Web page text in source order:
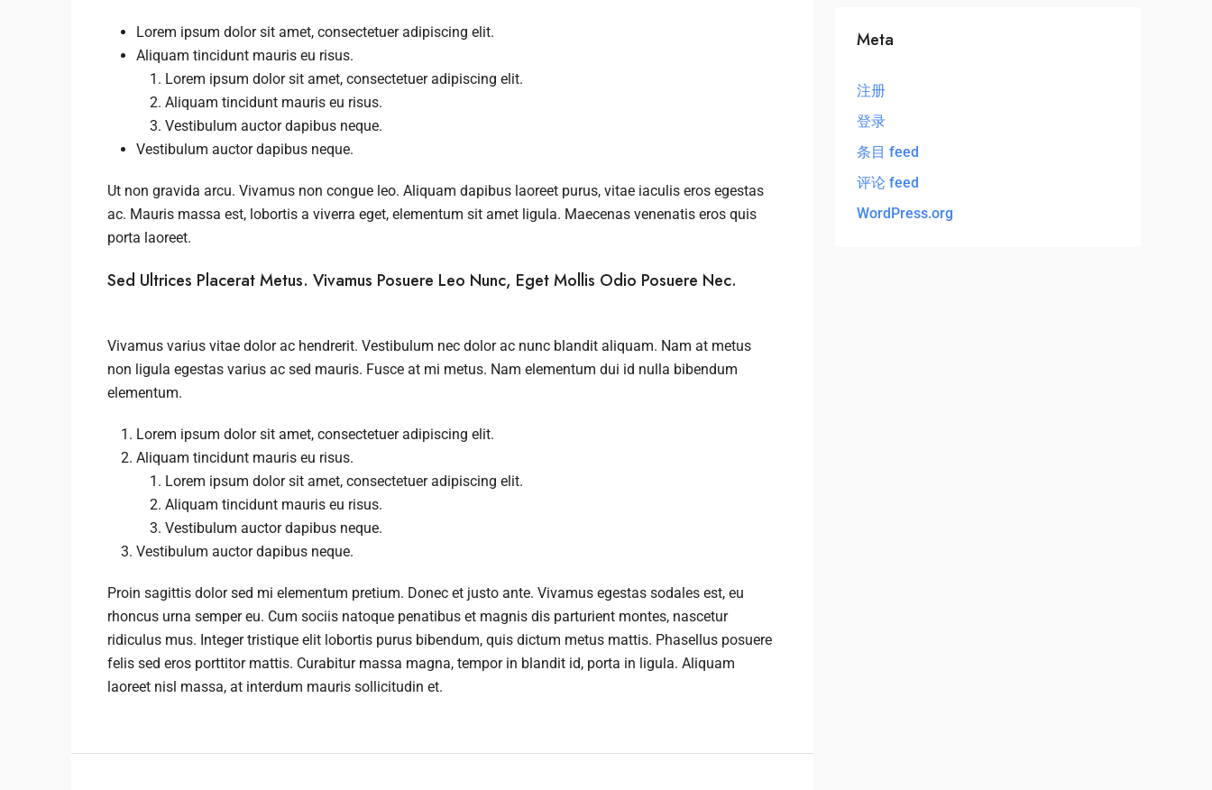
Lorem ipsum dolor sit amet, consectetuer adipiscing elit.
Aliquam tincidunt mauris eu risus.
Lorem ipsum dolor sit amet, consectetuer adipiscing elit.
Aliquam tincidunt mauris eu risus.
Vestibulum auctor dapibus neque.
Vestibulum auctor dapibus neque.
Ut non gravida arcu. Vivamus non congue leo. Aliquam dapibus laoreet purus, vitae iaculis eros egestas
ac. Mauris massa est, lobortis a viverra eget, elementum sit amet ligula. Maecenas venenatis eros quis
porta laoreet.
Sed Ultrices Placerat Metus. Vivamus Posuere Leo Nunc, Eget Mollis Odio Posuere Nec.
Vivamus varius vitae dolor ac hendrerit. Vestibulum nec dolor ac nunc blandit aliquam. Nam at metus
non ligula egestas varius ac sed mauris. Fusce at mi metus. Nam elementum dui id nulla bibendum
elementum.
Lorem ipsum dolor sit amet, consectetuer adipiscing elit.
Aliquam tincidunt mauris eu risus.
Lorem ipsum dolor sit amet, consectetuer adipiscing elit.
Aliquam tincidunt mauris eu risus.
Vestibulum auctor dapibus neque.
Vestibulum auctor dapibus neque.
Proin sagittis dolor sed mi elementum pretium. Donec et justo ante. Vivamus egestas sodales est, eu
rhoncus urna semper eu. Cum sociis natoque penatibus et magnis dis parturient montes, nascetur
ridiculus mus. Integer tristique elit lobortis purus bibendum, quis dictum metus mattis. Phasellus posuere
felis sed eros porttitor mattis. Curabitur massa magna, tempor in blandit id, porta in ligula. Aliquam
laoreet nisl massa, at interdum mauris sollicitudin et.
Meta
注册
登录
条目 feed
评论 feed
WordPress.org